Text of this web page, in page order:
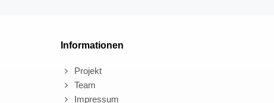
Informationen
Projekt
Team
Impressum